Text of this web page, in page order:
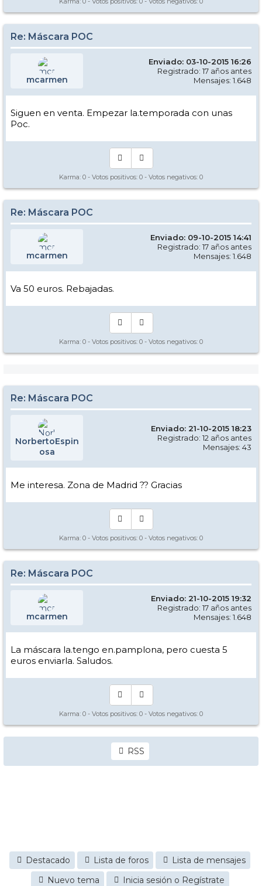
Re: Máscara POC
mcarmen
Enviado: 03-10-2015 16:26
Registrado: 17 años antes
Mensajes: 1.648
Siguen en venta. Empezar la.temporada con unas
Poc.
Karma: 0 - Votos positivos: 0 - Votos negativos: 0
Re: Máscara POC
mcarmen
Enviado: 09-10-2015 14:41
Registrado: 17 años antes
Mensajes: 1.648
Va 50 euros. Rebajadas.
Karma: 0 - Votos positivos: 0 - Votos negativos: 0
Re: Máscara POC
NorbertoEspin
osa
Enviado: 21-10-2015 18:23
Registrado: 12 años antes
Mensajes: 43
Me interesa. Zona de Madrid ?? Gracias
Karma: 0 - Votos positivos: 0 - Votos negativos: 0
Re: Máscara POC
mcarmen
Enviado: 21-10-2015 19:32
Registrado: 17 años antes
Mensajes: 1.648
La máscara la.tengo en.pamplona, pero cuesta 5
euros enviarla. Saludos.
Karma: 0 - Votos positivos: 0 - Votos negativos: 0
RSS
Destacado Lista de foros
Lista de mensajes
Nuevo tema
Inicia sesión o Regístrate